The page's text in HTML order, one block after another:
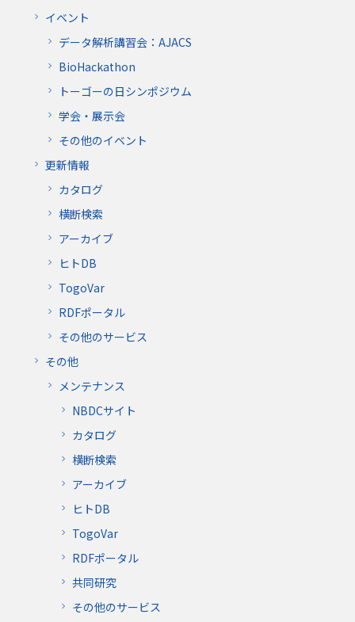
イベント
データ解析講習会：AJACS
BioHackathon
トーゴーの日シンポジウム
学会・展示会
その他のイベント
更新情報
カタログ
横断検索
アーカイブ
ヒトDB
TogoVar
RDFポータル
その他のサービス
その他
メンテナンス
NBDCサイト
カタログ
横断検索
アーカイブ
ヒトDB
TogoVar
RDFポータル
共同研究
その他のサービス